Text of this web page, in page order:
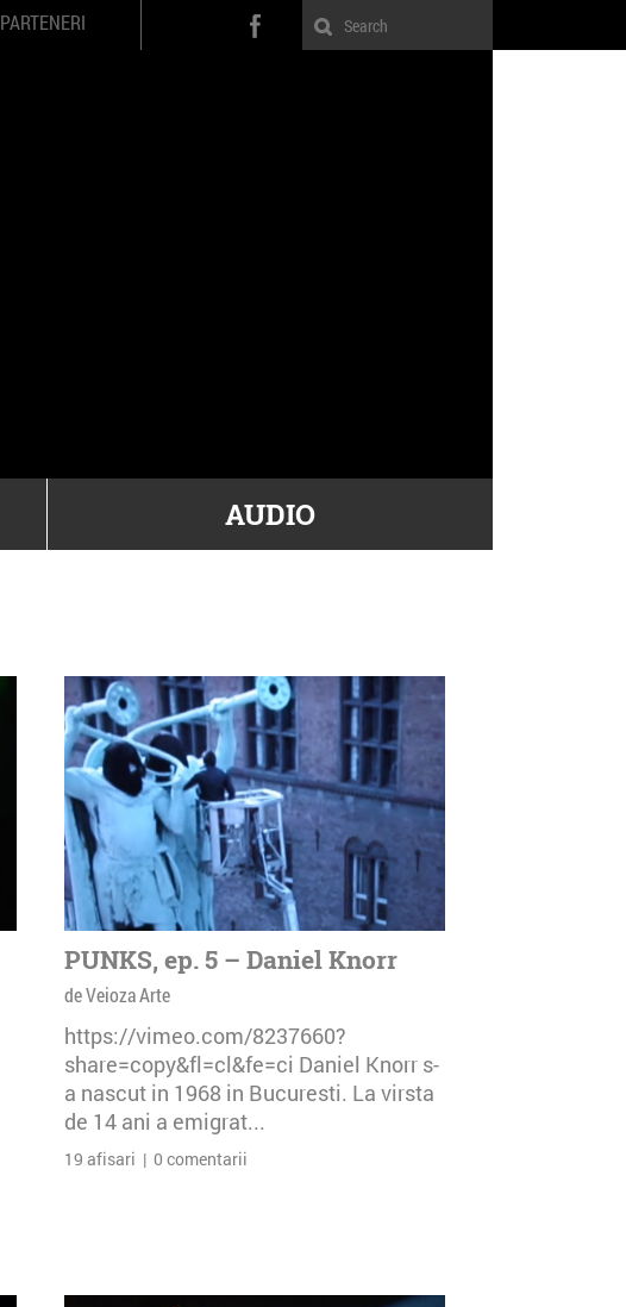
PARTENERI
AUDIO
PUNKS, ep. 5 – Daniel Knorr
de Veioza Arte
https://vimeo.com/8237660?
share=copy&fl=cl&fe=ci Daniel Knorr s-
a nascut in 1968 in Bucuresti. La virsta
de 14 ani a emigrat...
19 afisari | 0 comentarii